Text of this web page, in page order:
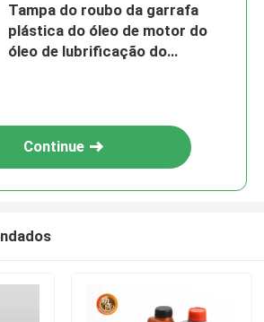
Tampa do roubo da garrafa
plástica do óleo de motor do
óleo de lubrificação do
Continue